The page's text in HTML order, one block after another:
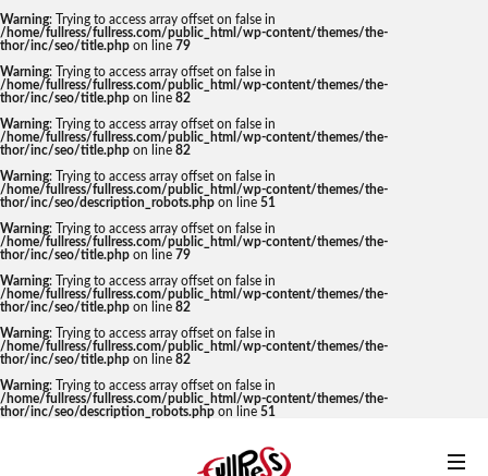
Warning: Trying to access array offset on false in
/home/fullress/fullress.com/public_html/wp-content/themes/the-
thor/inc/seo/title.php on line 79
Warning: Trying to access array offset on false in
/home/fullress/fullress.com/public_html/wp-content/themes/the-
thor/inc/seo/title.php on line 82
Warning: Trying to access array offset on false in
/home/fullress/fullress.com/public_html/wp-content/themes/the-
thor/inc/seo/title.php on line 82
Warning: Trying to access array offset on false in
/home/fullress/fullress.com/public_html/wp-content/themes/the-
thor/inc/seo/description_robots.php on line 51
Warning: Trying to access array offset on false in
/home/fullress/fullress.com/public_html/wp-content/themes/the-
thor/inc/seo/title.php on line 79
Warning: Trying to access array offset on false in
/home/fullress/fullress.com/public_html/wp-content/themes/the-
thor/inc/seo/title.php on line 82
Warning: Trying to access array offset on false in
/home/fullress/fullress.com/public_html/wp-content/themes/the-
thor/inc/seo/title.php on line 82
Warning: Trying to access array offset on false in
/home/fullress/fullress.com/public_html/wp-content/themes/the-
thor/inc/seo/description_robots.php on line 51